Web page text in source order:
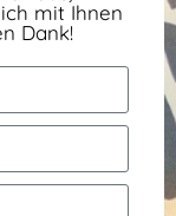
mit Ihnen
Dank!